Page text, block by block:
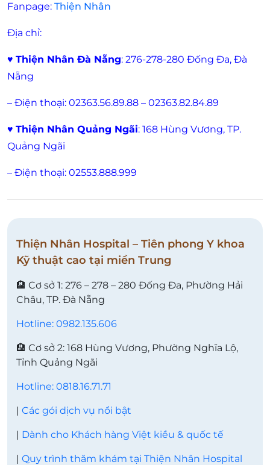
Fanpage: Thiện Nhân
Địa chỉ:
♥ Thiện Nhân Đà Nẵng: 276-278-280 Đống Đa, Đà
Nẵng
– Điện thoại: 02363.56.89.88 – 02363.82.84.89
♥ Thiện Nhân Quảng Ngãi: 168 Hùng Vương, TP.
Quảng Ngãi
– Điện thoại: 02553.888.999
Thiện Nhân Hospital – Tiên phong Y khoa
Kỹ thuật cao tại miền Trung
🏨 Cơ sở 1: 276 – 278 – 280 Đống Đa, Phường Hải
Châu, TP. Đà Nẵng
Hotline: 0982.135.606
🏨 Cơ sở 2: 168 Hùng Vương, Phường Nghĩa Lộ,
Tỉnh Quảng Ngãi
Hotline: 0818.16.71.71
| Các gói dịch vụ nổi bật
| Dành cho Khách hàng Việt kiều & quốc tế
| Quy trình thăm khám tại Thiện Nhân Hospital